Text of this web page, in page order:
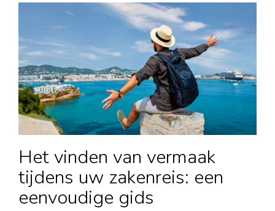
Het vinden van vermaak
tijdens uw zakenreis: een
eenvoudige gids